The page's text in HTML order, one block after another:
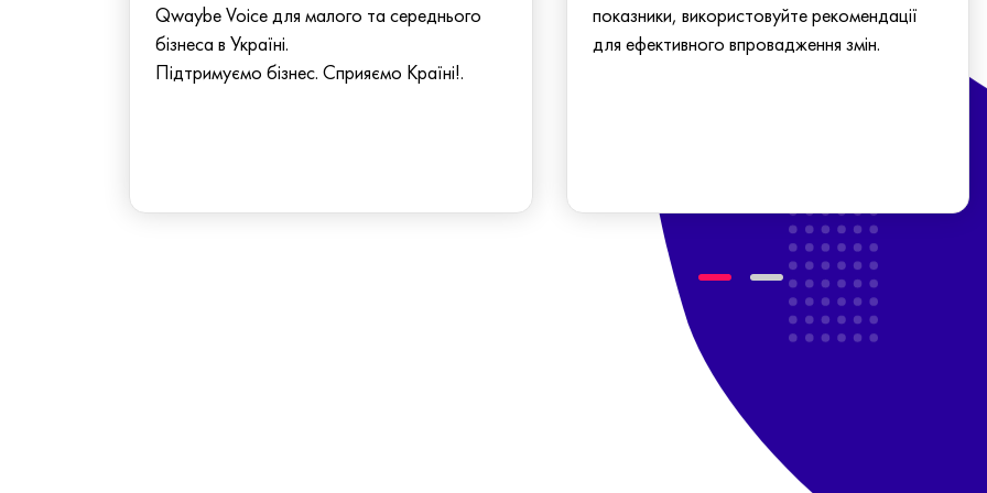
Qwaybe Voice для малого та середнього
бізнеса в Україні.
Підтримуємо бізнес. Сприяємо Країні!.
показники, використовуйте рекомендації
для ефективного впровадження змін.